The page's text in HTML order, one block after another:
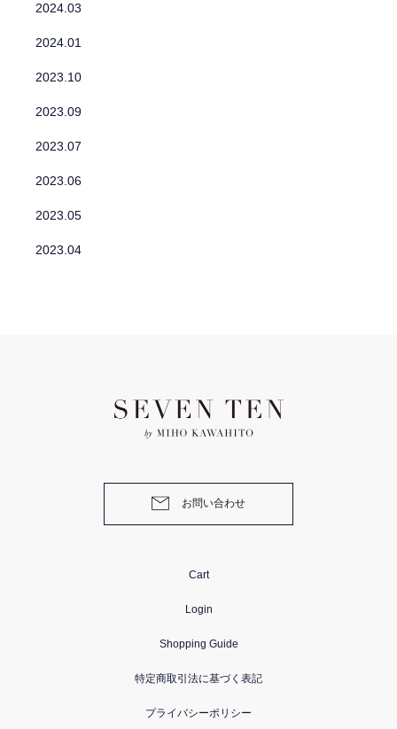
2024.03
2024.01
2023.10
2023.09
2023.07
2023.06
2023.05
2023.04
お問い合わせ
Cart
Login
Shopping Guide
特定商取引法に基づく表記
プライバシーポリシー